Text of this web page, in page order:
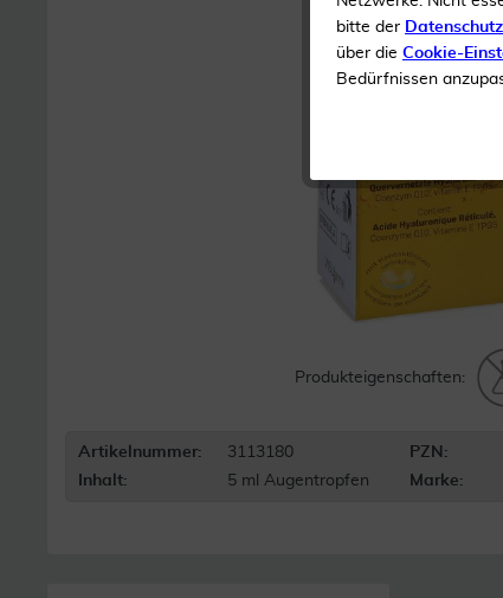
Produkteigenschaften:
Artikelnummer: 3113180 PZN:
Inhalt:
5 ml Augentropfen Marke:
bitte der
über die Cookie-
Bedürfnissen